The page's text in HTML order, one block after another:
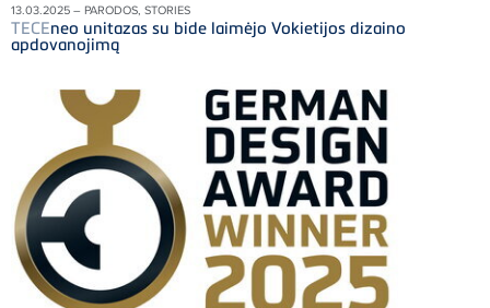
13.03.2025 – PARODOS, STORIES
TECEneo unitazas su bide laimėjo Vokietijos dizaino
apdovanojimą